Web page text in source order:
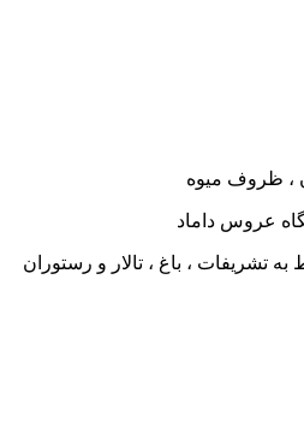
، ظروف میوه
عروس داماد
تشریفات ، باغ ، تالار و رستوران